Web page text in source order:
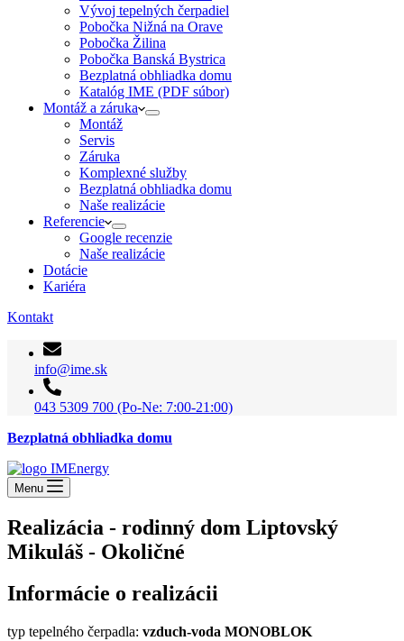
Vývoj tepelných čerpadiel
Pobočka Nižná na Orave
Pobočka Žilina
Pobočka Banská Bystrica
Bezplatná obhliadka domu
Katalóg IME (PDF súbor)
Montáž a záruka
Montáž
Servis
Záruka
Komplexné služby
Bezplatná obhliadka domu
Naše realizácie
Referencie
Google recenzie
Naše realizácie
Dotácie
Kariéra
Kontakt
info@ime.sk
043 5309 700 (Po-Ne: 7:00-21:00)
Bezplatná obhliadka domu
Menu
Realizácia - rodinný dom Liptovský
Mikuláš - Okoličné
Informácie o realizácii
typ tepelného čerpadla: vzduch-voda MONOBLOK